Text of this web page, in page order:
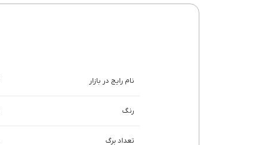
نام رایج در بازار
رنگ
تعداد برگ